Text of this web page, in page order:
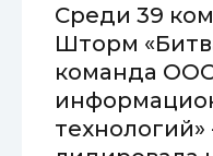
Среди 39
Шторм
команда